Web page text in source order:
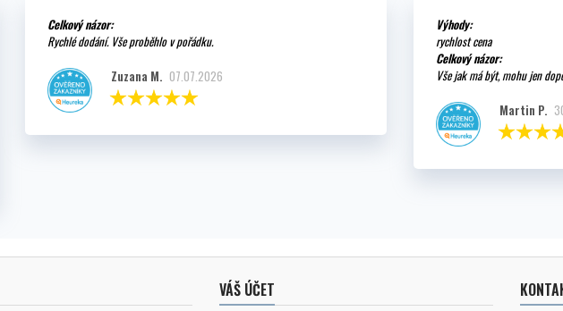
Celkový názor:
Rychlé dodání. Vše proběhlo v pořádku.
Zuzana M. 07.07.2026
Výhody:
rychlost cena
Celkový názor:
Vše jak má být, mohu jen
Martin P.
VÁŠ ÚČET